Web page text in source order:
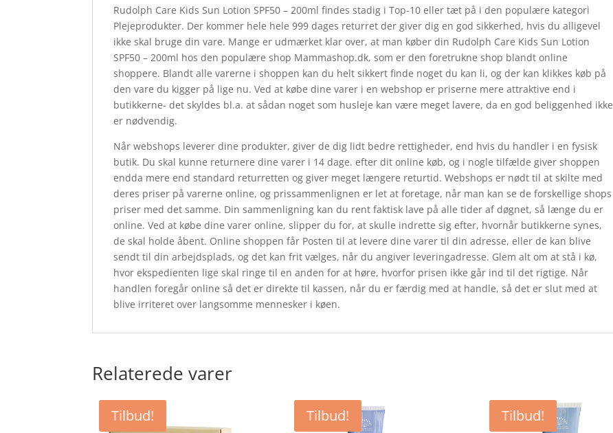
Rudolph Care Kids Sun Lotion SPF50 – 200ml findes stadig i Top-10 eller tæt på i den populære kategori
Plejeprodukter. Der kommer hele hele 999 dages returret der giver dig en god sikkerhed, hvis du alligevel
ikke skal bruge din vare. Mange er udmærket klar over, at man køber din Rudolph Care Kids Sun Lotion
SPF50 – 200ml hos den populære shop Mammashop.dk, som er den foretrukne shop blandt online
shoppere. Blandt alle varerne i shoppen kan du helt sikkert finde noget du kan li, og der kan klikkes køb på
den vare du kigger på lige nu. Ved at købe dine varer i en webshop er priserne mere attraktive end i
butikkerne- det skyldes bl.a. at sådan noget som husleje kan være meget lavere, da en god beliggenhed ikke
er nødvendig.
Når webshops leverer dine produkter, giver de dig lidt bedre rettigheder, end hvis du handler i en fysisk
butik. Du skal kunne returnere dine varer i 14 dage. efter dit online køb, og i nogle tilfælde giver shoppen
endda mere end standard returretten og giver meget længere returtid. Webshops er nødt til at skilte med
deres priser på varerne online, og prissammenlignen er let at foretage, når man kan se de forskellige shops
priser med det samme. Din sammenligning kan du rent faktisk lave på alle tider af døgnet, så længe du er
online. Ved at købe dine varer online, slipper du for, at skulle indrette sig efter, hvornår butikkerne synes,
de skal holde åbent. Online shoppen får Posten til at levere dine varer til din adresse, eller de kan blive
sendt til din arbejdsplads, og det kan frit vælges, når du angiver leveringadresse. Glem alt om at stå i kø,
hvor ekspedienten lige skal ringe til en anden for at høre, hvorfor prisen ikke går ind til det rigtige. Når
handlen foregår online så det er direkte til kassen, når du er færdig med at handle, så det er slut med at
blive irriteret over langsomme mennesker i køen.
Relaterede varer
Tilbud! Tilbud! Tilbud!